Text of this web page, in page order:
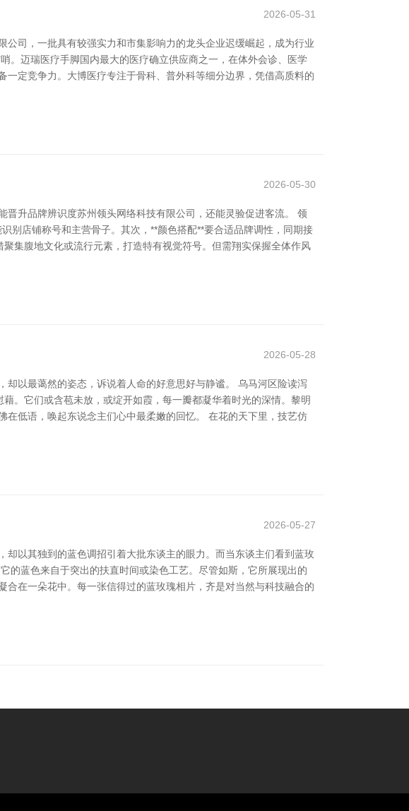
2026-05-31
司，一批具有较强实力和市集影响力的龙头企业迟缓崛起，成为行业
。迈瑞医疗手脚国内最大的医疗确立供应商之一，在体外会诊、医学
定竞争力。大博医疗专注于骨科、普外科等细分边界，凭借高质料的
2026-05-30
升品牌辨识度苏州领头网络科技有限公司，还能灵验促进客流。 领
别店铺称号和主营骨子。其次，**颜色搭配**要合适品牌调性，同期接
集腹地文化或流行元素，打造特有视觉符号。但需翔实保握全体作风
2026-05-28
以最蔼然的姿态，诉说着人命的好意思好与静谧。 乌马河区险读泻
。它们或含苞未放，或绽开如霞，每一瓣都凝华着时光的深情。黎明
低语，唤起东说念主们心中最柔嫩的回忆。 在花的天下里，技艺仿
2026-05-27
以其独到的蓝色调招引着大批东谈主的眼力。而当东谈主们看到蓝玫
的蓝色来自于突出的扶直时间或染色工艺。尽管如斯，它所展现出的
在一朵花中。每一张信得过的蓝玫瑰相片，齐是对当然与科技融合的